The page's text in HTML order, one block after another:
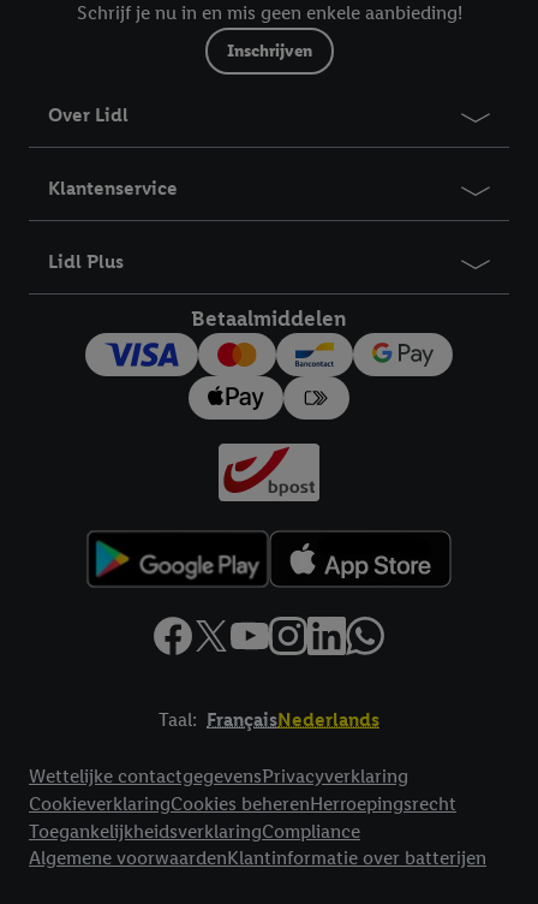
Schrijf je nu in en mis geen enkele aanbieding!
Inschrijven
Over Lidl
Klantenservice
Lidl Plus
Betaalmiddelen
Taal: FrançaisNederlands
Wettelijke contactgegevensPrivacyverklaring
CookieverklaringCookies beherenHerroepingsrecht
ToegankelijkheidsverklaringCompliance
Algemene voorwaardenKlantinformatie over batterijen